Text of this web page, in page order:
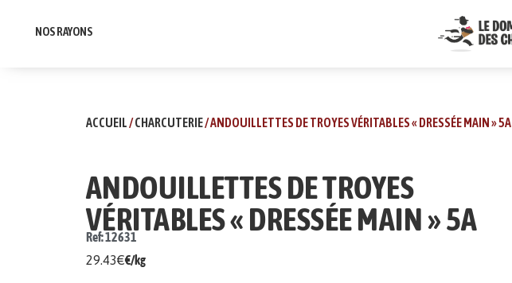
NOS RAYONS
ACCUEIL/CHARCUTERIE/ ANDOUILLETTES DE TROYES VÉRITABLES « DRESSÉE MAIN » 5A
ANDOUILLETTES DE TROYES
VÉRITABLES « DRESSÉE MAIN » 5A
Ref: 12631
29.43€€/kg